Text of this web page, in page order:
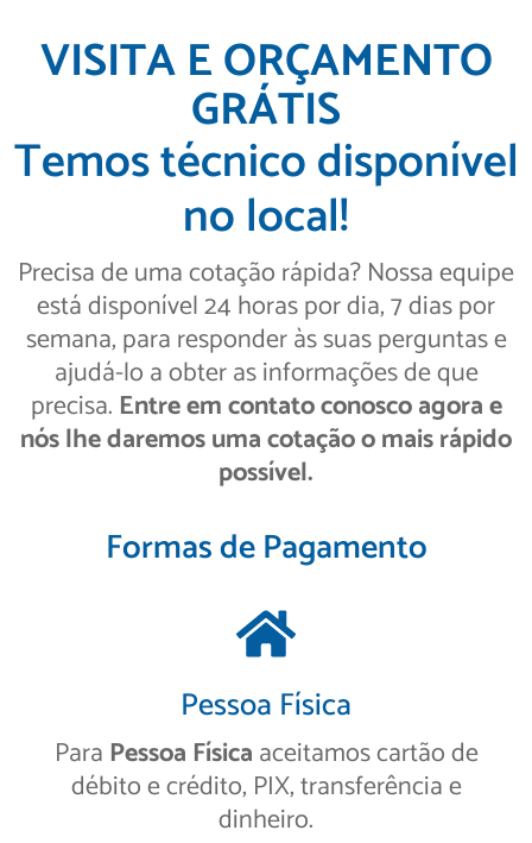
VISITA E ORÇAMENTO
GRÁTIS
Temos técnico disponível
no local!
Precisa de uma cotação rápida? Nossa equipe
está disponível 24 horas por dia, 7 dias por
semana, para responder às suas perguntas e
ajudá-lo a obter as informações de que
precisa. Entre em contato conosco agora e
nós lhe daremos uma cotação o mais rápido
possível.
Formas de Pagamento
Pessoa Física
Para Pessoa Físicaaceitamos cartão de
débito e crédito, PIX, transferência e
dinheiro.